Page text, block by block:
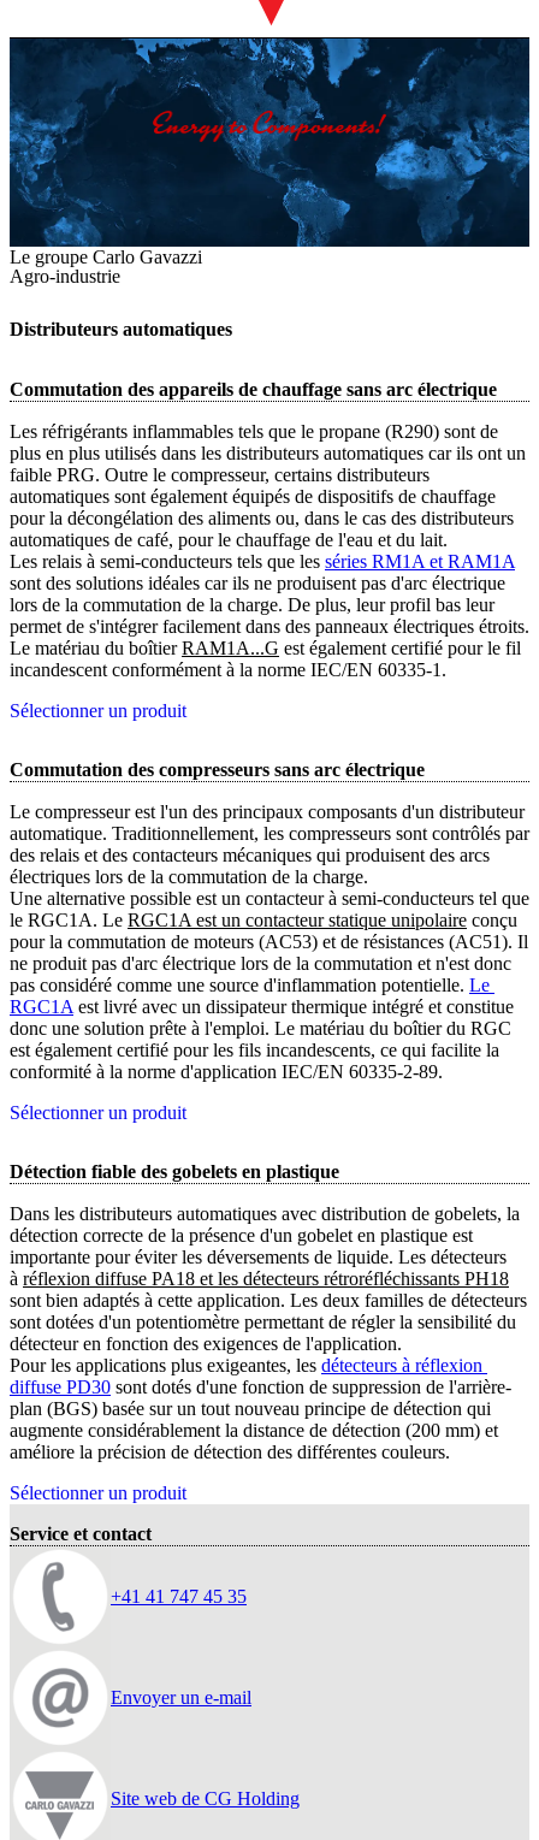
Le groupe Carlo Gavazzi
Agro-industrie
Distributeurs automatiques
Commutation des appareils de chauffage sans arc électrique
Les réfrigérants inflammables tels que le propane (R290) sont de
plus en plus utilisés dans les distributeurs automatiques car ils ont un
faible PRG. Outre le compresseur, certains distributeurs
automatiques sont également équipés de dispositifs de chauffage
pour la décongélation des aliments ou, dans le cas des distributeurs
automatiques de café, pour le chauffage de l'eau et du lait.
Les relais à semi-conducteurs tels que les séries RM1A et RAM1A
sont des solutions idéales car ils ne produisent pas d'arc électrique
lors de la commutation de la charge. De plus, leur profil bas leur
permet de s'intégrer facilement dans des panneaux électriques étroits.
Le matériau du boîtierRAM1A...G est également certifié pour le fil
incandescent conformément à la norme IEC/EN 60335-1.
Sélectionner un produit
Commutation des compresseurs sans arc électrique
Le compresseur est l'un des principaux composants d'un distributeur
automatique. Traditionnellement, les compresseurs sont contrôlés par
des relais et des contacteurs mécaniques qui produisent des arcs
électriques lors de la commutation de la charge.
Une alternative possible est un contacteur à semi-conducteurs tel que
le RGC1A. Le RGC1A est un contacteur statique unipolaire conçu
pour la commutation de moteurs (AC53) et de résistances (AC51). Il
ne produit pas d'arc électrique lors de la commutation et n'est donc
pas considéré comme une source d'inflammation potentielle. Le
RGC1A est livré avec un dissipateur thermique intégré et constitue
donc une solution prête à l'emploi. Le matériau du boîtier du RGC
est également certifié pour les fils incandescents, ce qui facilite la
conformité à la norme d'application IEC/EN 60335-2-89.
Sélectionner un produit
Détection fiable des gobelets en plastique
Dans les distributeurs automatiques avec distribution de gobelets, la
détection correcte de la présence d'un gobelet en plastique est
importante pour éviter les déversements de liquide. Les détecteurs
à réflexion diffuse PA18 et les détecteurs rétroréfléchissants PH18
sont bien adaptés à cette application. Les deux familles de détecteurs
sont dotées d'un potentiomètre permettant de régler la sensibilité du
détecteur en fonction des exigences de l'application.
Pour les applications plus exigeantes, les détecteurs à réflexion
diffuse PD30 sont dotés d'une fonction de suppression de l'arrière-
plan (BGS) basée sur un tout nouveau principe de détection qui
augmente considérablement la distance de détection (200 mm) et
améliore la précision de détection des différentes couleurs.
Sélectionner un produit
Service et contact
+41 41 747 45 35
Envoyer un e-mail
Site web de CG Holding